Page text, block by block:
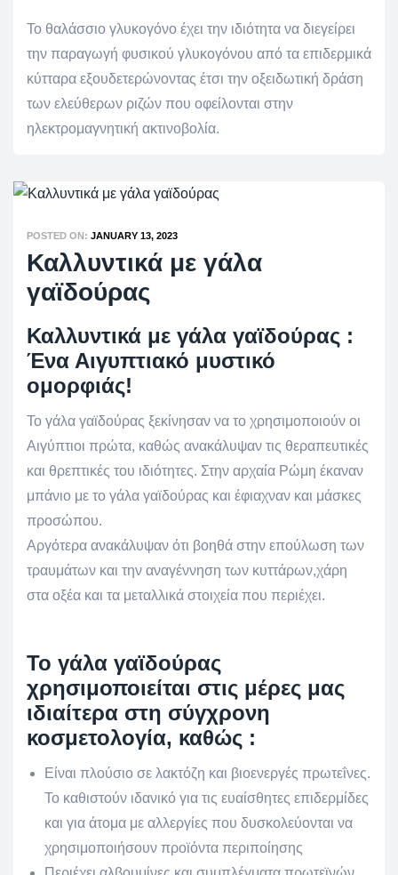
Το θαλάσσιο γλυκογόνο έχει την ιδιότητα να διεγείρει
την παραγωγή φυσικού γλυκογόνου από τα επιδερμικά
κύτταρα εξουδετερώνοντας έτσι την οξειδωτική δράση
των ελεύθερων ριζών που οφείλονται στην
ηλεκτρομαγνητική ακτινοβολία.
POSTED ON: JANUARY 13, 2023
Καλλυντικά με γάλα
γαϊδούρας
Καλλυντικά με γάλα γαϊδούρας :
Ένα Αιγυπτιακό μυστικό
ομορφιάς!
Το γάλα γαϊδούρας ξεκίνησαν να το χρησιμοποιούν οι
Αιγύπτιοι πρώτα, καθώς ανακάλυψαν τις θεραπευτικές
και θρεπτικές του ιδιότητες. Στην αρχαία Ρώμη έκαναν
μπάνιο με το γάλα γαϊδούρας και έφιαχναν και μάσκες
προσώπου.
Αργότερα ανακάλυψαν ότι βοηθά στην επούλωση των
τραυμάτων και την αναγέννηση των κυττάρων,χάρη
στα οξέα και τα μεταλλικά στοιχεία που περιέχει.
Το γάλα γαϊδούρας
χρησιμοποιείται στις μέρες μας
ιδιαίτερα στη σύγχρονη
κοσμετολογία, καθώς :
Είναι πλούσιο σε λακτόζη και βιοενεργές πρωτεΐνες.
Το καθιστούν ιδανικό για τις ευαίσθητες επιδερμίδες
και για άτομα με αλλεργίες που δυσκολεύονται να
χρησιμοποιήσουν προϊόντα περιποίησης